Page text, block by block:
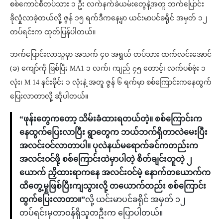
စစ်ကောင်စီတပ်သား ၁ ဦး လက်နက်ခဲယမ်းတွေနဲ့အတူ ဘက်ပြောင်း
ခိုလှုံလာခဲ့တယ်လို့ ဇွန် ၁၅ ရက်ဒီကနေ့မှာ ယင်းမာပင်ခရိုင် အမှတ် ၁၂
တပ်ရင်းက ထုတ်ပြန်ပါတယ်။
ဘက်ပြောင်းလာသူမှာ အသက် ၄၀ အရွယ် တပ်သား ထက်လင်းအောင်
(ခ) ကျော်ကို ဖြစ်ပြီး MA1 ၁ လက်၊ ကျည် ၄၅ တောင့်၊ လက်ပစ်ဗုံး ၁
လုံး၊ M 14 နင်းမိုင်း ၁ လုံးနဲ့ အတူ ဇွန် ၆ ရက်မှာ စစ်ကြောင်းကနေထွက်
ပြေးလာတာလို့ ဆိုပါတယ်။
“ဖုန်းတွေကတော့ သိမ်းခံထားရတယ်တဲ့။ စစ်ကြောင်းက
နေထွက်ပြေးလာပြီး ရွာတွေက ဘယ်ဘက်ရှိတာလဲမေးပြီး
အလင်း၀င်လာတာပါ။ ပုလဲနယ်မရောက်ခင်ကတည်းက
အလင်း၀င်ဖို့ စစ်ကြောင်းထဲမှာပါတဲ့ စိတ်ချင်းတူတဲ့ ၂
ယောက် ညှိထားရာကနေ အလင်း၀င်မဲ့ နောက်တယောက်က
ထိတွေ့မှုဖြစ်ပြီးကျသွားလို့ တယောက်တည်း စစ်ကြောင်း
ထွက်ပြေးလာတာ။”လို့ ယင်းမာပင်ခရိုင် အမှတ် ၁၂
တပ်ရင်းမှတာဝန်ရှိသူတဦးက ပြောပါတယ်။